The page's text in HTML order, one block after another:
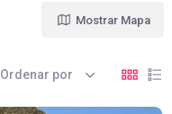
Mostrar Mapa
Ordenar por